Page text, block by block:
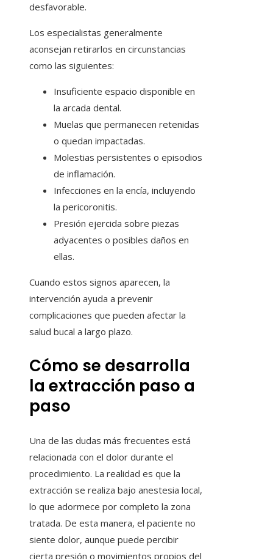
desfavorable.
Los especialistas generalmente
aconsejan retirarlos en circunstancias
como las siguientes:
Insuficiente espacio disponible en
la arcada dental.
Muelas que permanecen retenidas
o quedan impactadas.
Molestias persistentes o episodios
de inflamación.
Infecciones en la encía, incluyendo
la pericoronitis.
Presión ejercida sobre piezas
adyacentes o posibles daños en
ellas.
Cuando estos signos aparecen, la
intervención ayuda a prevenir
complicaciones que pueden afectar la
salud bucal a largo plazo.
Cómo se desarrolla
la extracción paso a
paso
Una de las dudas más frecuentes está
relacionada con el dolor durante el
procedimiento. La realidad es que la
extracción se realiza bajo anestesia local,
lo que adormece por completo la zona
tratada. De esta manera, el paciente no
siente dolor, aunque puede percibir
cierta presión o movimientos propios del